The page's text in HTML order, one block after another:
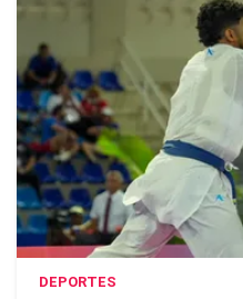
DEPORTES